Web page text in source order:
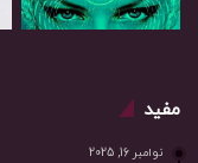
مفید
نوامبر 16, 2025